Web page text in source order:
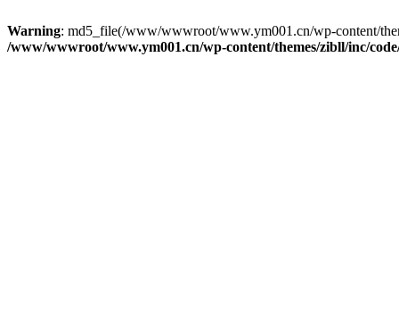
Warning: md5_file(/www/wwwroot/www.ym001.cn/wp-content/
/www/wwwroot/www.ym001.cn/wp-content/themes/zibll/inc/